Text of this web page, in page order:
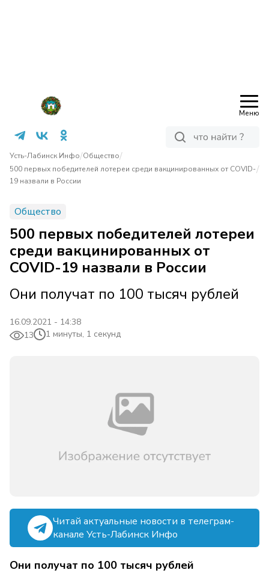
Меню
Усть-Лабинск Инфо/Общество/
500 первых победителей лотереи среди вакцинированных от COVID-
19 назвали в России
/
Общество
500 первых победителей лотереи
среди вакцинированных от
COVID-19 назвали в России
Они получат по 100 тысяч рублей
16.09.2021 - 14:38
13
1 минуты, 1 секунд
Читай актуальные новости в телеграм-
канале Усть-Лабинск Инфо
Они получат по 100 тысяч рублей